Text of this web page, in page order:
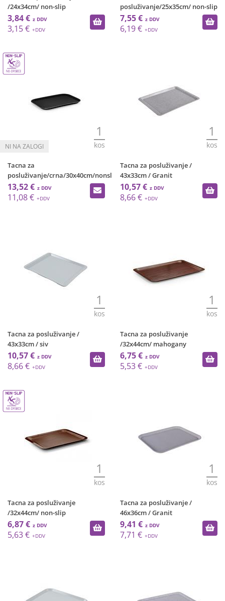
/24x34cm/ non-slip
3,84 €
3,15 €
posluživanje/25x35cm/ non-slip
7,55 €
6,19 €
1
kos
Tacna za
posluživanje/crna/30x40cm/nonsl
13,52 €
11,08 €
1
kos
Tacna za posluživanje /
43x33cm / Granit
10,57 €
8,66 €
1
kos
Tacna za posluživanje /
43x33cm / siv
10,57 €
8,66 €
1
kos
Tacna za posluživanje
/32x44cm/ mahogany
6,75 €
5,53 €
1
kos
Tacna za posluživanje
/32x44cm/ non-slip
6,87 €
5,63 €
1
kos
Tacna za posluživanje /
46x36cm / Granit
9,41 €
7,71 €